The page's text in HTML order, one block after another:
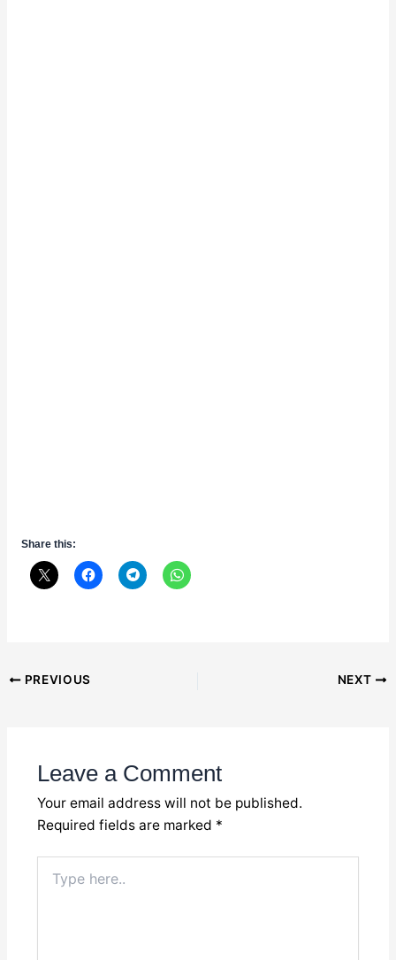
Share this:
Post
PREVIOUS NEXT
Leave a Comment
Your email address will not be published.
Required fields are marked *
here..